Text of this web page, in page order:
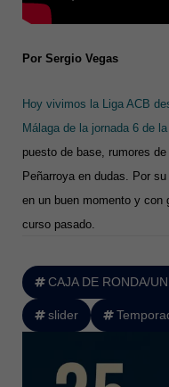
Por Sergio Vegas
Hoy vivimos la Liga ACB
Málaga de la jornada 6 de la
puesto de base, rumores
Peñarroya en dudas. Por
en un buen momento y con
curso pasado.
CAJA DE RONDA/
slider